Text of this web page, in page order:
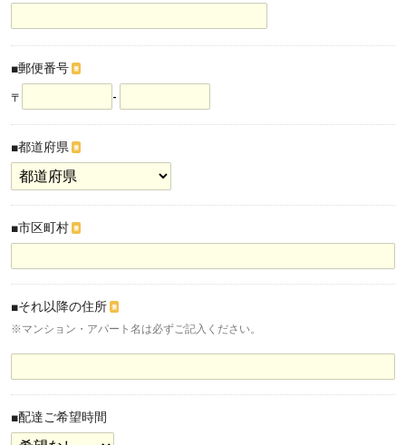
■郵便番号 ※
〒 -
■都道府県 ※
■市区町村 ※
■それ以降の住所 ※
※マンション・アパート名は必ずご記入ください。
■配達ご希望時間